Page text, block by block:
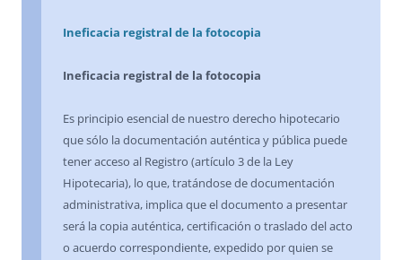
Ineficacia registral de la fotocopia
Ineficacia registral de la fotocopia
Es principio esencial de nuestro derecho hipotecario
que sólo la documentación auténtica y pública puede
tener acceso al Registro (artículo 3 de la Ley
Hipotecaria), lo que, tratándose de documentación
administrativa, implica que el documento a presentar
será la copia auténtica, certificación o traslado del acto
o acuerdo correspondiente, expedido por quien se